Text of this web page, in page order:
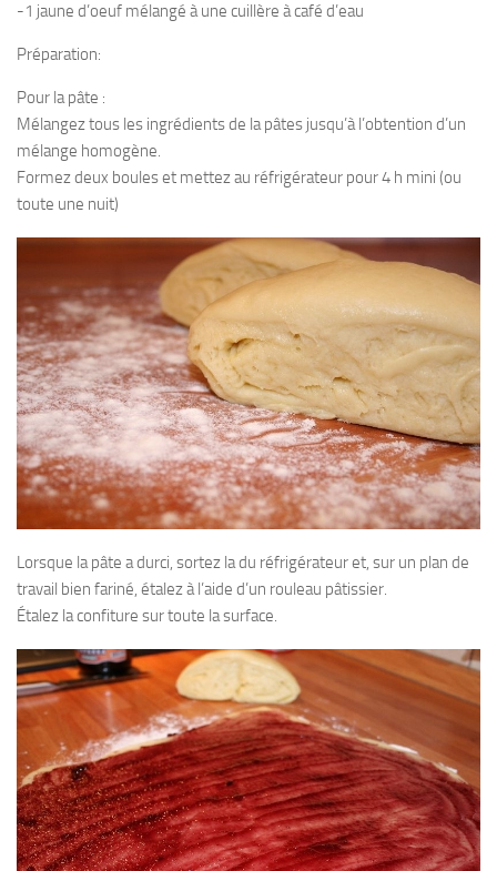
-1 jaune d’oeuf mélangé à une cuillère à café d’eau
Préparation:
Pour la pâte :
Mélangez tous les ingrédients de la pâtes jusqu’à l’obtention d’un
mélange homogène.
Formez deux boules et mettez au réfrigérateur pour 4 h mini (ou
toute une nuit)
Lorsque la pâte a durci, sortez la du réfrigérateur et, sur un plan de
travail bien fariné, étalez à l’aide d’un rouleau pâtissier.
Étalez la confiture sur toute la surface.